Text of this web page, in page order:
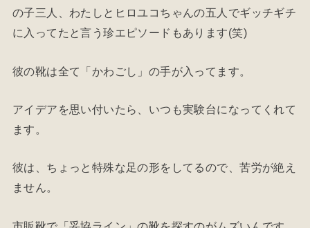
の子三人、わたしとヒロユコちゃんの五人でギッチギチ
に入ってたと言う珍エピソードもあります(笑)
彼の靴は全て「かわごし」の手が入ってます。
アイデアを思い付いたら、いつも実験台になってくれて
ます。
彼は、ちょっと特殊な足の形をしてるので、苦労が絶え
ません。